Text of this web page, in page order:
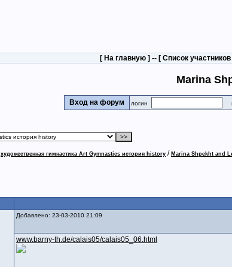
[ На главную ] -- [ Список участников
Marina
Вход на форум логин
художественная гимнастика Art Gymnastics история history / Marina Shpekht and
Добавлено: 23-03-2010 21:09
www.barny-th.de/calais05/calais05_06.html